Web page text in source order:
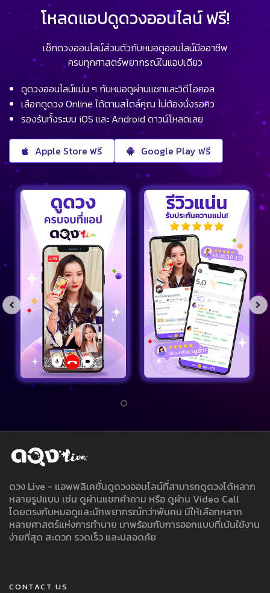
โหลดแอปดูดวงออนไลน์ ฟรี!
เช็กดวงออนไลน์ส่วนตัวกับหมอดูออนไลน์มืออาชีพ
ครบทุกศาสตร์พยากรณ์ในแอปเดียว
ดูดวงออนไลน์แม่น ๆ กับหมอดูผ่านแชทและวิดีโอคอล
เลือกดูดวง Online ได้ตามสไตล์คุณ ไม่ต้องนั่งรอคิว
รองรับทั้งระบบ iOS และ Android ดาวน์โหลดเลย
Apple Store ฟรี Google Play ฟรี
ดวง Live - แอพพลิเคชั่นดูดวงออนไลน์ที่สามารถดูดวงได้หลาก
หลายรูปแบบ เช่น ดูผ่านแชทคำถาม หรือ ดูผ่าน Video Call
โดยตรงกับหมอดูและนักพยากรณ์กว่าพันคน มีให้เลือกหลาก
หลายศาสตร์แห่งการทำนาย มาพร้อมกับการออกแบบที่เน้นใช้งาน
ง่ายที่สุด สะดวก รวดเร็ว และปลอดภัย
CONTACT US